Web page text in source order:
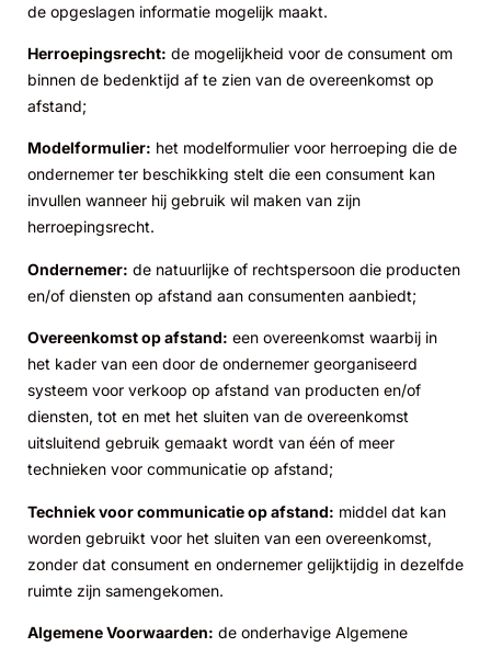
de opgeslagen informatie mogelijk maakt.
Herroepingsrecht: de mogelijkheid voor de consument om
binnen de bedenktijd af te zien van de overeenkomst op
afstand;
Modelformulier: het modelformulier voor herroeping die de
ondernemer ter beschikking stelt die een consument kan
invullen wanneer hij gebruik wil maken van zijn
herroepingsrecht.
Ondernemer: de natuurlijke of rechtspersoon die producten
en/of diensten op afstand aan consumenten aanbiedt;
Overeenkomst op afstand: een overeenkomst waarbij in
het kader van een door de ondernemer georganiseerd
systeem voor verkoop op afstand van producten en/of
diensten, tot en met het sluiten van de overeenkomst
uitsluitend gebruik gemaakt wordt van één of meer
technieken voor communicatie op afstand;
Techniek voor communicatie op afstand: middel dat kan
worden gebruikt voor het sluiten van een overeenkomst,
zonder dat consument en ondernemer gelijktijdig in dezelfde
ruimte zijn samengekomen.
Algemene Voorwaarden: de onderhavige Algemene